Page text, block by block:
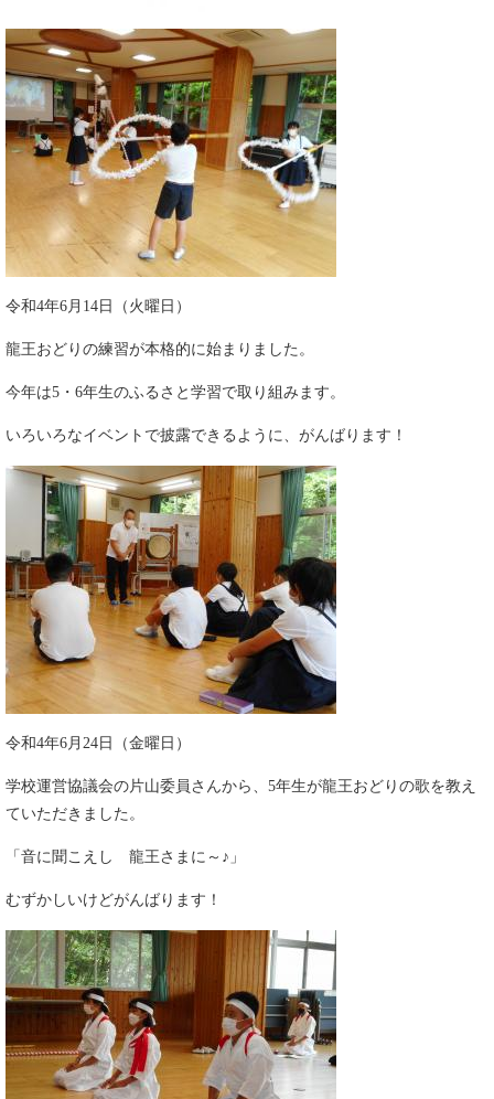
令和4年6月14日（火曜日）
龍王おどりの練習が本格的に始まりました。
今年は5・6年生のふるさと学習で取り組みます。
いろいろなイベントで披露できるように、がんばります！
令和4年6月24日（金曜日）
学校運営協議会の片山委員さんから、5年生が龍王おどりの歌を教え
ていただきました。
「音に聞こえし 龍王さまに～♪」
むずかしいけどがんばります！